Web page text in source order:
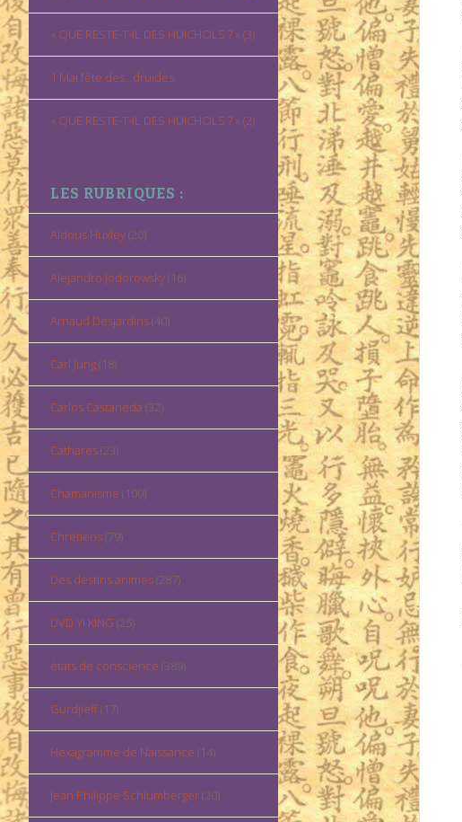
« QUE RESTE-T-IL DES HUICHOLS ? » (3)
1 Mai fête des…druides
« QUE RESTE-T-IL DES HUICHOLS ? » (2)
LES RUBRIQUES :
Aldous Huxley(20)
Alejandro Jodorowsky(16)
Arnaud Desjardins(40)
Carl Jung(18)
Carlos Castaneda (32)
Cathares(23)
Chamanisme (100)
Chrétiens(79)
Des destins animés(287)
DVD YI KING (25)
états de conscience (389)
Gurdjieff(17)
Hexagramme de Naissance (14)
Jean Philippe Schlumberger(20)